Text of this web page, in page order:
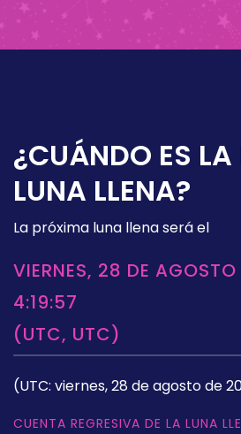
¿CUÁNDO ES
LUNA LLENA?
La próxima luna llena será el
VIERNES, 28 DE
4:19:57
(UTC, UTC)
(UTC: viernes, 28 de agosto de
CUENTA REGRESIVA DE LA LUNA